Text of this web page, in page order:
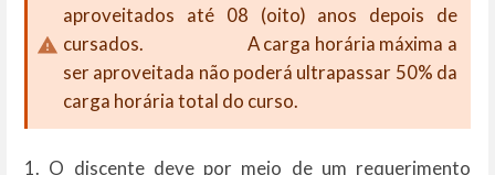
aproveitados até 08 (oito) anos depois de
cursados. A carga horária máxima a
ser aproveitada não poderá ultrapassar 50% da
carga horária total do curso.
1. O discente deve por meio de um requerimento